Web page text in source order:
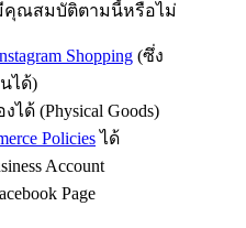
คุณสมบัติตามนี้หรือไม่
Shopping (ซึ่ง
ได้)
ด้ (Physical Goods)
Policies ได้
Account
Page